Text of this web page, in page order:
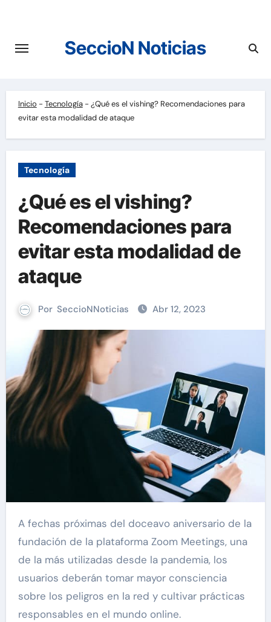
contenido
SeccioN Noticias
Inicio - Tecnología- ¿Qué es el vishing? Recomendaciones para
evitar esta modalidad de ataque
Tecnología
¿Qué es el vishing?
Recomendaciones para
evitar esta modalidad de
ataque
Por SeccioNNoticias Abr 12, 2023
A fechas próximas del doceavo aniversario de la
fundación de la plataforma Zoom Meetings, una
de la más utilizadas desde la pandemia, los
usuarios deberán tomar mayor consciencia
sobre los peligros en la red y cultivar prácticas
responsables en el mundo online.